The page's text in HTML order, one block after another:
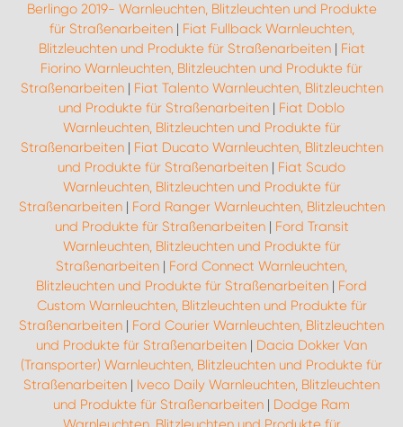
Berlingo 2019- Warnleuchten, Blitzleuchten und Produkte
für Straßenarbeiten| Fiat Fullback Warnleuchten,
Blitzleuchten und Produkte für Straßenarbeiten| Fiat
Fiorino Warnleuchten, Blitzleuchten und Produkte für
Straßenarbeiten| Fiat Talento Warnleuchten, Blitzleuchten
und Produkte für Straßenarbeiten | Fiat Doblo
Warnleuchten, Blitzleuchten und Produkte für
Straßenarbeiten| Fiat Ducato Warnleuchten, Blitzleuchten
und Produkte für Straßenarbeiten | Fiat Scudo
Warnleuchten, Blitzleuchten und Produkte für
Straßenarbeiten| Ford Ranger Warnleuchten, Blitzleuchten
und Produkte für Straßenarbeiten| Ford Transit
Warnleuchten, Blitzleuchten und Produkte für
Straßenarbeiten | Ford Connect Warnleuchten,
Blitzleuchten und Produkte für Straßenarbeiten | Ford
Custom Warnleuchten, Blitzleuchten und Produkte für
Straßenarbeiten | Ford Courier Warnleuchten, Blitzleuchten
und Produkte für Straßenarbeiten | Dacia Dokker Van
(Transporter) Warnleuchten, Blitzleuchten und Produkte für
Straßenarbeiten | Iveco Daily Warnleuchten, Blitzleuchten
und Produkte für Straßenarbeiten | Dodge Ram